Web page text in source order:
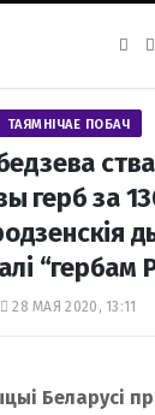
e
b
o
o
k
ТАЯМНІЧАЕ ПОБАЧ
герб за
“гербам
28 МАЯ 2020, 13:11
Беларусі